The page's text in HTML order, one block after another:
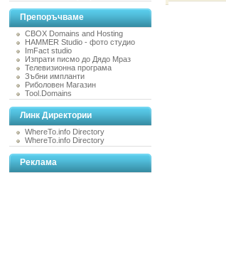
Препоръчваме
CBOX Domains and Hosting
HAMMER Studio - фото студио
ImFact studio
Изпрати писмо до Дядо Мраз
Телевизионна програма
Зъбни импланти
Риболовен Магазин
Tool.Domains
Линк Директории
WhereTo.info Directory
WhereTo.info Directory
Реклама